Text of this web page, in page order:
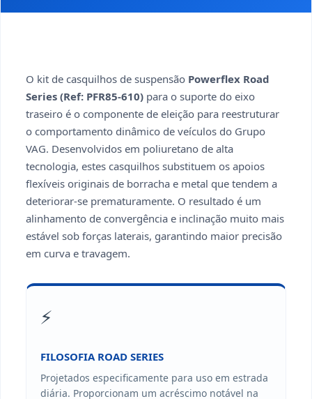
O kit de casquilhos de suspensão Powerflex Road
Series (Ref: PFR85-610) para o suporte do eixo
traseiro é o componente de eleição para reestruturar
o comportamento dinâmico de veículos do Grupo
VAG. Desenvolvidos em poliuretano de alta
tecnologia, estes casquilhos substituem os apoios
flexíveis originais de borracha e metal que tendem a
deteriorar-se prematuramente. O resultado é um
alinhamento de convergência e inclinação muito mais
estável sob forças laterais, garantindo maior precisão
em curva e travagem.
⚡
FILOSOFIA ROAD SERIES
Projetados especificamente para uso em estrada
diária. Proporcionam um acréscimo notável na